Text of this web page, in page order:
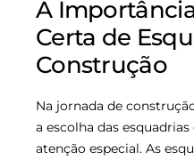
A
Certa de
Construção
Na jornada de
a escolha das
atenção especial. As